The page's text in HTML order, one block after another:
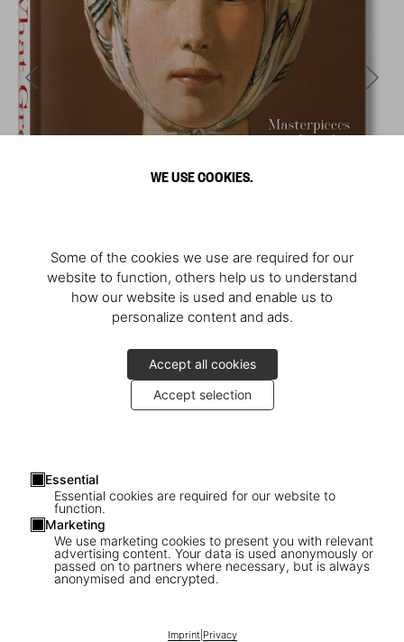
WE USE COOKIES.
Some of the cookies we use are required for our
website to function, others help us to understand
how our website is used and enable us to
personalize content and ads.
Accept all cookies
Accept selection
Essential
Essential cookies are required for our website to
function.
Marketing
We use marketing cookies to present you with relevant
advertising content. Your data is used anonymously or
passed on to partners where necessary, but is always
anonymised and encrypted.
Imprint| Privacy
1/8
in Detail